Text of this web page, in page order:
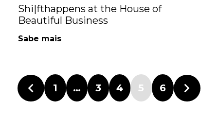
Shi|fthappens at the House of
Beautiful Business
Sabe mais
1 … 3 4 5 6